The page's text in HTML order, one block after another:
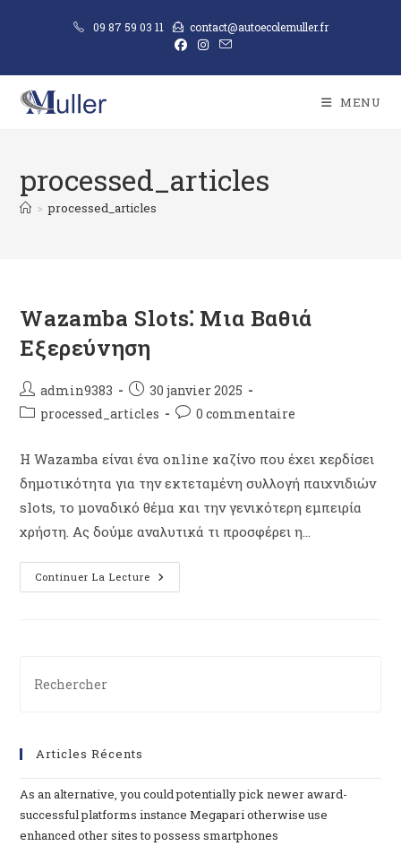
09 87 59 03 11 contact@autoecolemuller.fr
MENU
processed_articles
> processed_articles
Wazamba Slots⁚ Μια Βαθιά
Εξερεύνηση
admin9383
30 janvier 2025
processed_articles
0 commentaire
Η Wazamba είναι ένα online καζίνο που έχει κερδίσει
δημοτικότητα για την εκτεταμένη συλλογή παιχνιδιών
slots, το μοναδικό θέμα και την γενικότερη εμπειρία
χρήστη. Ας δούμε αναλυτικά τι προσφέρει η…
Continuer La Lecture
Articles Récents
As an alternative, you could potentially pick newer award-
successful platforms instance Megapari otherwise use
enhanced other sites to possess smartphones